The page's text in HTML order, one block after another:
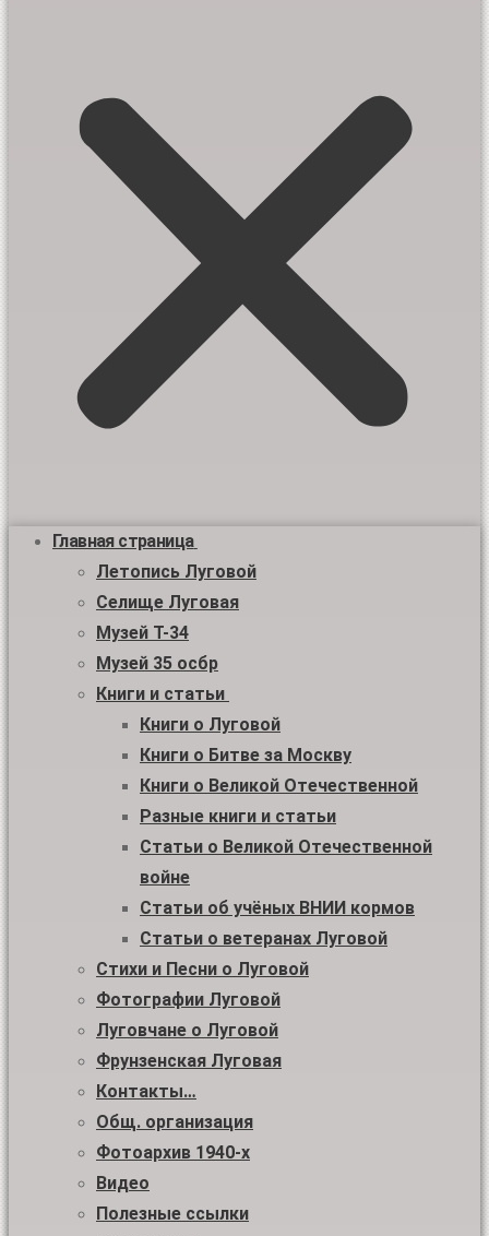
Главная страница
Летопись Луговой
Селище Луговая
Музей Т-34
Музей 35 осбр
Книги и статьи
Книги о Луговой
Книги о Битве за Москву
Книги о Великой Отечественной
Разные книги и статьи
Статьи о Великой Отечественной
войне
Статьи об учёных ВНИИ кормов
Статьи о ветеранах Луговой
Стихи и Песни о Луговой
Фотографии Луговой
Луговчане о Луговой
Фрунзенская Луговая
Контакты…
Общ. организация
Фотоархив 1940-х
Видео
Полезные ссылки